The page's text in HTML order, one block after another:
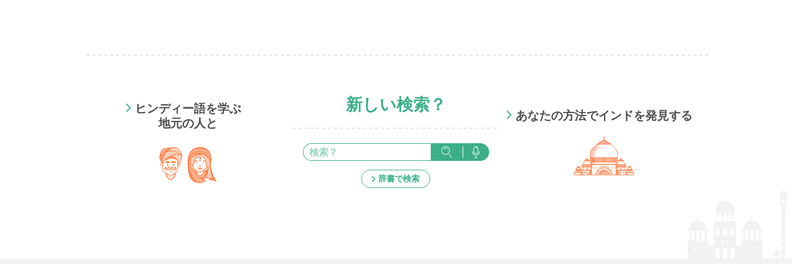
ヒンディー語を学ぶ
地元の人と
新しい検索？
辞書で検索
あなたの方法でインドを発見する